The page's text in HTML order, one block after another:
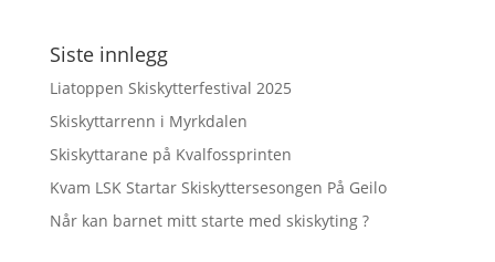
Siste innlegg
Liatoppen Skiskytterfestival 2025
Skiskyttarrenn i Myrkdalen
Skiskyttarane på Kvalfossprinten
Kvam LSK Startar Skiskyttersesongen På Geilo
Når kan barnet mitt starte med skiskyting ?